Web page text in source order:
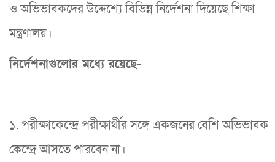
ও অভিভাবকদের উদ্দেশ্যে বিভিন্ন নির্দেশনা দিয়েছে শিক্ষা
মন্ত্রণালয়।
নির্দেশনাগুলোর মধ্যে রয়েছে-
১. পরীক্ষাকেন্দ্রে পরীক্ষার্থীর সঙ্গে একজনের বেশি অভিভাবক
কেন্দ্রে আসতে পারবেন না।